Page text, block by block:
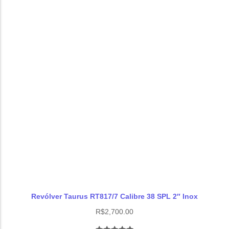
Revólver Taurus RT817/7 Calibre 38 SPL 2″ Inox
R$2,700.00